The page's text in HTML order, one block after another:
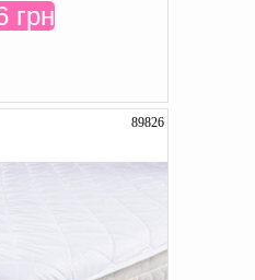
грн
89826